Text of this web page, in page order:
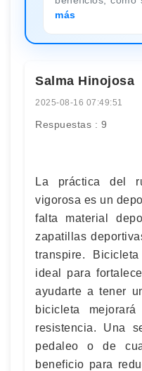
más
Salma Hinojosa
2025-08-16 07:49:51
Respuestas : 9
La práctica del
vigorosa es un
falta material
zapatillas
transpire.
ideal para
ayudarte a tener
bicicleta
resistencia. Una
pedaleo o de
beneficio para